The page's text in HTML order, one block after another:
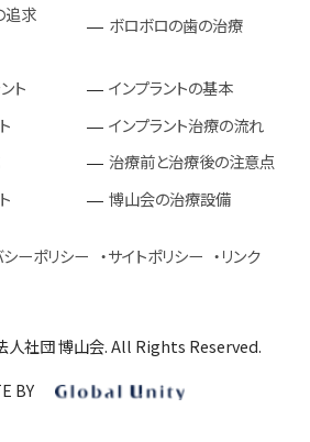
追求
ボロボロの歯の治療
ト
インプラントの基本
インプラント治療の流れ
治療前と治療後の注意点
博山会の治療設備
ーポリシー サイトポリシー リンク
社団 博山会. All Rights Reserved.
BY